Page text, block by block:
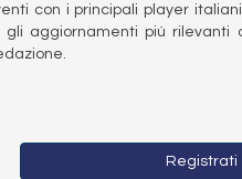
con i principali player
gli aggiornamenti più
Registrati